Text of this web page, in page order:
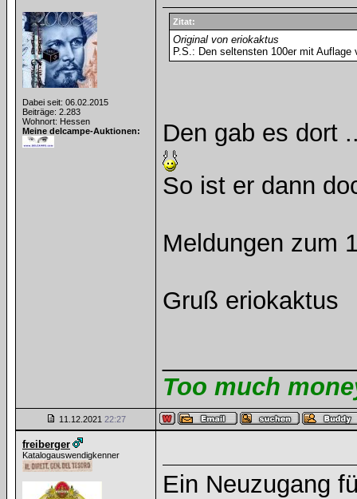
Dabei seit: 06.02.2015
Beiträge: 2.283
Wohnort: Hessen
Meine delcampe-Auktionen:
Zitat:
Original von eriokaktus
P.S.: Den seltensten 100er mit
Den gab es dort
So ist er dann
Meldungen zum
Gruß eriokaktus
Too much
11.12.2021 22:27
freiberger
Katalogauswendigkenner
Ein Neuzugang